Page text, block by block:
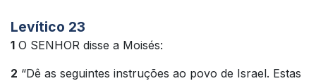
Levítico 23
1 O SENHOR disse a Moisés:
2 “Dê as seguintes instruções ao povo de Israel. Estas